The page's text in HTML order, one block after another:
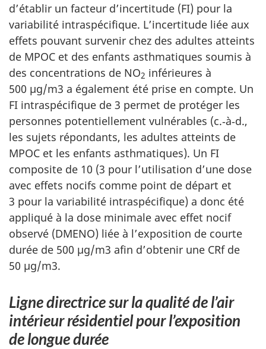
d’établir un facteur d’incertitude (FI) pour la
variabilité intraspécifique. L’incertitude liée aux
effets pouvant survenir chez des adultes atteints
de MPOC et des enfants asthmatiques soumis à
des concentrations de NO2 inférieures à
500 µg/m3 a également été prise en compte. Un
FI intraspécifique de 3 permet de protéger les
personnes potentiellement vulnérables (c.‑à‑d.,
les sujets répondants, les adultes atteints de
MPOC et les enfants asthmatiques). Un FI
composite de 10 (3 pour l’utilisation d’une dose
avec effets nocifs comme point de départ et
3 pour la variabilité intraspécifique) a donc été
appliqué à la dose minimale avec effet nocif
observé (DMENO) liée à l’exposition de courte
durée de 500 µg/m3 afin d’obtenir une CRf de
50 µg/m3.
Ligne directrice sur la qualité de l’air
intérieur résidentiel pour l’exposition
de longue durée